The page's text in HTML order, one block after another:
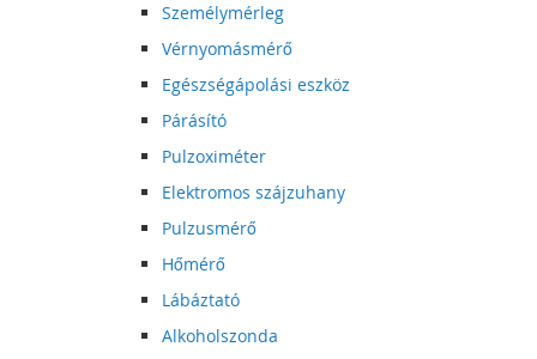
Személymérleg
Vérnyomásmérő
Egészségápolási eszköz
Párásító
Pulzoximéter
Elektromos szájzuhany
Pulzusmérő
Hőmérő
Lábáztató
Alkoholszonda